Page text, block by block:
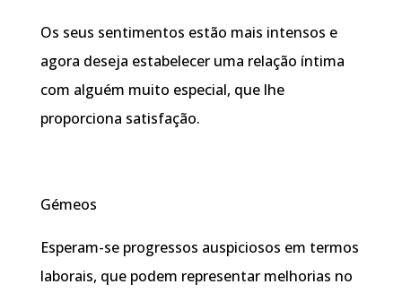
Os seus sentimentos estão mais intensos e
agora deseja estabelecer uma relação íntima
com alguém muito especial, que lhe
proporciona satisfação.
Gémeos
Esperam-se progressos auspiciosos em termos
laborais, que podem representar melhorias no